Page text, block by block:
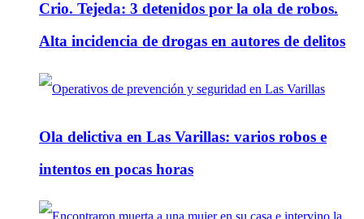
Crio. Tejeda: 3 detenidos por la ola de robos.
Alta incidencia de drogas en autores de delitos
Ola delictiva en Las Varillas: varios robos e
intentos en pocas horas